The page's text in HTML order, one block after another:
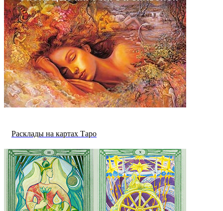
Расклады на картах Таро